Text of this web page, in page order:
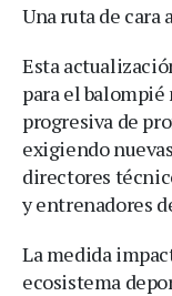
Una ruta de cara
Esta
para el balompié
progresiva de
exigiendo
directores
y entrenadores
La medida
ecosistema